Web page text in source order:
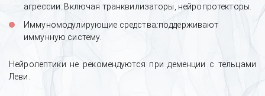
агрессии: Включая транквилизаторы, нейропротекторы.
Иммуномодулирующие средства:поддерживают
иммунную систему.
Нейролептики не рекомендуются при деменции с тельцами
Леви.